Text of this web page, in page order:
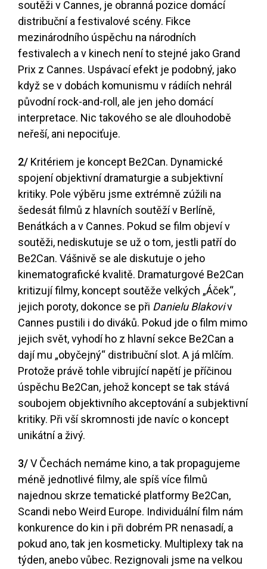
soutěži v Cannes, je obranná pozice domácí
distribuční a festivalové scény. Fikce
mezinárodního úspěchu na národních
festivalech a v kinech není to stejné jako Grand
Prix z Cannes. Uspávací efekt je podobný, jako
když se v dobách komunismu v rádiích nehrál
původní rock-and-roll, ale jen jeho domácí
interpretace. Nic takového se ale dlouhodobě
neřeší, ani nepociťuje.
2/ Kritériem je koncept Be2Can. Dynamické
spojení objektivní dramaturgie a subjektivní
kritiky. Pole výběru jsme extrémně zúžili na
šedesát filmů z hlavních soutěží v Berlíně,
Benátkách a v Cannes. Pokud se film objeví v
soutěži, nediskutuje se už o tom, jestli patří do
Be2Can. Vášnivě se ale diskutuje o jeho
kinematografické kvalitě. Dramaturgové Be2Can
kritizují filmy, koncept soutěže velkých „Áček“,
jejich poroty, dokonce se při Danielu Blakoviv
Cannes pustili i do diváků. Pokud jde o film mimo
jejich svět, vyhodí ho z hlavní sekce Be2Can a
dají mu „obyčejný“ distribuční slot. A já mlčím.
Protože právě tohle vibrující napětí je příčinou
úspěchu Be2Can, jehož koncept se tak stává
soubojem objektivního akceptování a subjektivní
kritiky. Při vší skromnosti jde navíc o koncept
unikátní a živý.
3/V Čechách nemáme kino, a tak propagujeme
méně jednotlivé filmy, ale spíš více filmů
najednou skrze tematické platformy Be2Can,
Scandi nebo Weird Europe. Individuální film nám
konkurence do kin i při dobrém PR nenasadí, a
pokud ano, tak jen kosmeticky. Multiplexy tak na
týden, anebo vůbec. Rezignovali jsme na velkou